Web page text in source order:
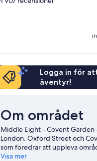
Logga in för
äventyr!
Om området
Middle Eight - Covent
London. Oxford Street och
som föredrar att uppleva
en match på Royal Albert Hall,
Visa mer